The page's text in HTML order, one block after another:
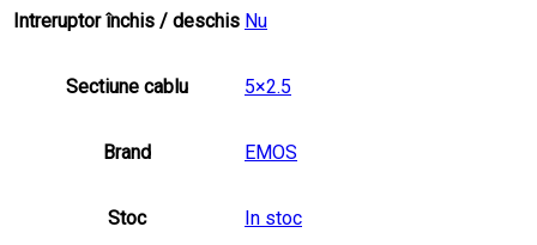
Intreruptor închis / deschis Nu
Sectiune cablu 5×2.5
Brand EMOS
Stoc In stoc